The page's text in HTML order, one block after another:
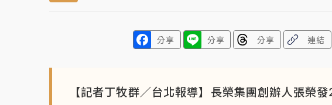
分享 分享 分享 連結
【記者丁牧群／台北報導】長榮集團創辦人張榮